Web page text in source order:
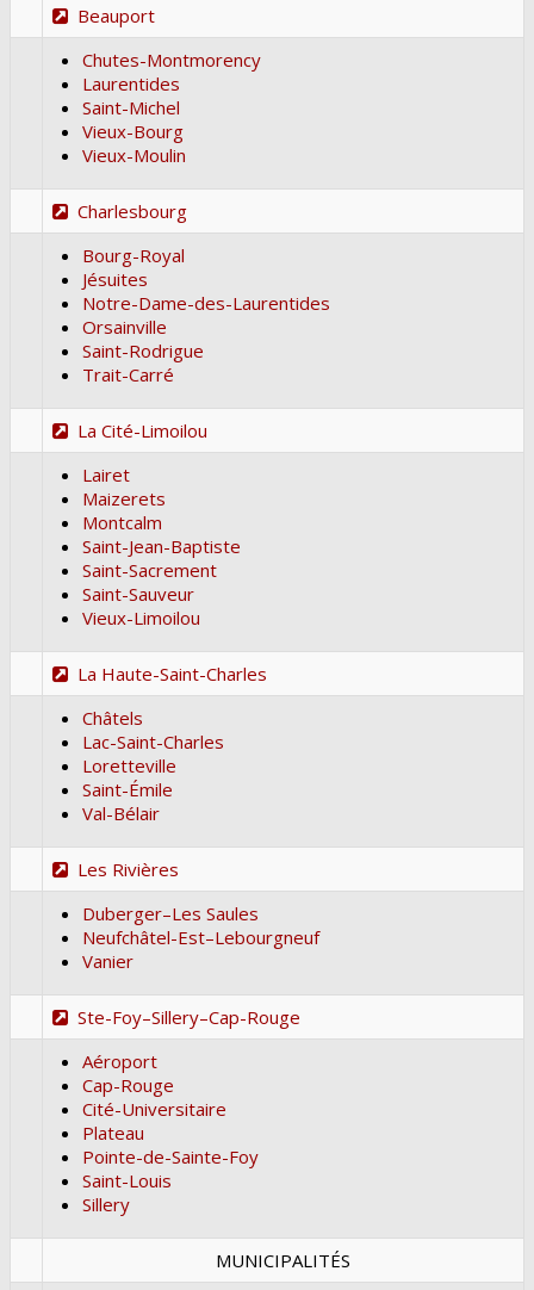
Beauport
Chutes-Montmorency
Laurentides
Saint-Michel
Vieux-Bourg
Vieux-Moulin
Charlesbourg
Bourg-Royal
Jésuites
Notre-Dame-des-Laurentides
Orsainville
Saint-Rodrigue
Trait-Carré
La Cité-Limoilou
Lairet
Maizerets
Montcalm
Saint-Jean-Baptiste
Saint-Sacrement
Saint-Sauveur
Vieux-Limoilou
La Haute-Saint-Charles
Châtels
Lac-Saint-Charles
Loretteville
Saint-Émile
Val-Bélair
Les Rivières
Duberger–Les Saules
Neufchâtel-Est–Lebourgneuf
Vanier
Ste-Foy–Sillery–Cap-Rouge
Aéroport
Cap-Rouge
Cité-Universitaire
Plateau
Pointe-de-Sainte-Foy
Saint-Louis
Sillery
MUNICIPALITÉS